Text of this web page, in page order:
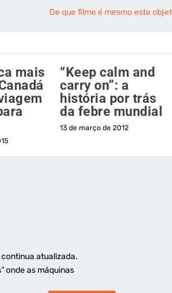
De que filme é mesmo este
mais
“Keep calm and
carry on”: a
história por trás
da febre mundial
13 de março de 2012
atualizada.
onde as máquinas